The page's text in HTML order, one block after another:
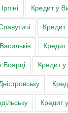
Кредит у
Кредит
Кредит
Боярці Кредит у
Кредит